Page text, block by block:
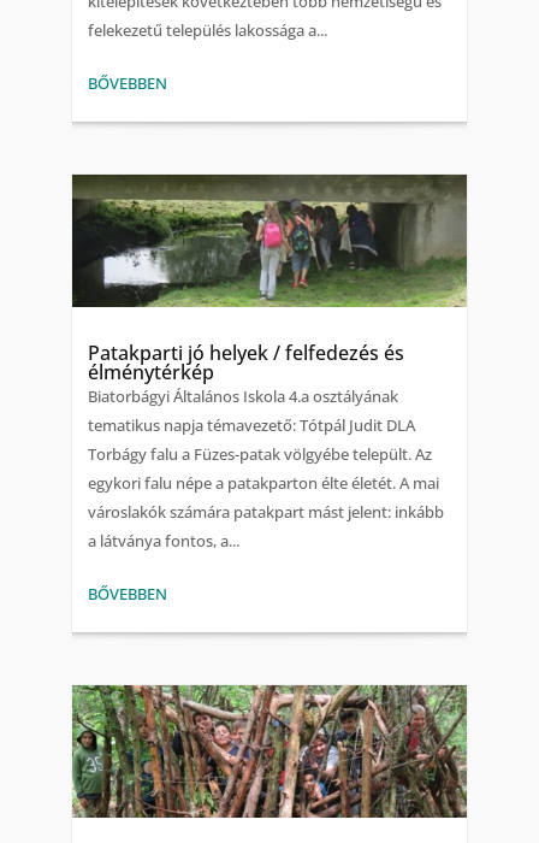
felekezetű település lakossága a...
BŐVEBBEN
Patakparti jó helyek / felfedezés és
élménytérkép
Biatorbágyi Általános Iskola 4.a osztályának
tematikus napja témavezető: Tótpál Judit DLA
Torbágy falu a Füzes-patak völgyébe települt. Az
egykori falu népe a patakparton élte életét. A mai
városlakók számára patakpart mást jelent: inkább
a látványa fontos, a...
BŐVEBBEN